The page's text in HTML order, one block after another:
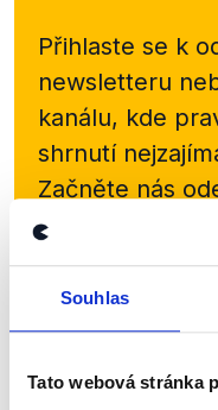
Souhlas
Tato webová stránka
Přihlaste se k
newsletteru
kanálu, kde
shrnutí
Začněte nás
přehled o tom,
nepravdy se
Newsletter